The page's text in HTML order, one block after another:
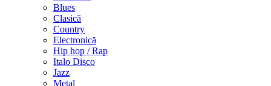
Blues
Clasică
Country
Electronică
Hip hop / Rap
Italo Disco
Jazz
Metal